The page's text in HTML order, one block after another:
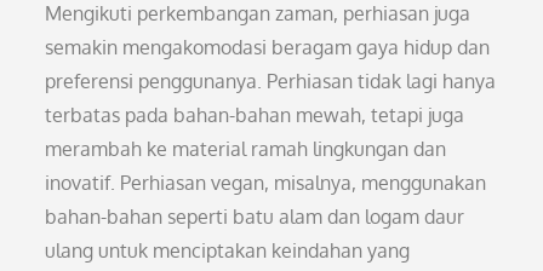
Mengikuti perkembangan zaman, perhiasan juga
semakin mengakomodasi beragam gaya hidup dan
preferensi penggunanya. Perhiasan tidak lagi hanya
terbatas pada bahan-bahan mewah, tetapi juga
merambah ke material ramah lingkungan dan
inovatif. Perhiasan vegan, misalnya, menggunakan
bahan-bahan seperti batu alam dan logam daur
ulang untuk menciptakan keindahan yang